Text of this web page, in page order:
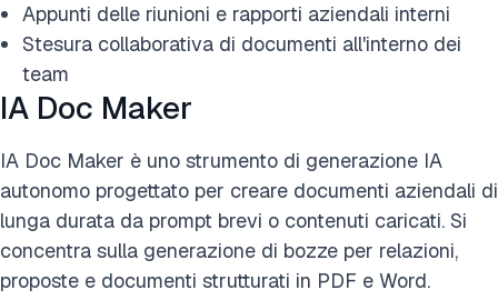
Appunti delle riunioni e rapporti aziendali interni
Stesura collaborativa di documenti all'interno dei
team
IA Doc Maker
IA Doc Maker è uno strumento di generazione IA
autonomo progettato per creare documenti aziendali di
lunga durata da prompt brevi o contenuti caricati. Si
concentra sulla generazione di bozze per relazioni,
proposte e documenti strutturati in PDF e Word.